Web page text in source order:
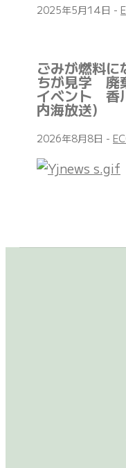
2025年5月14日 -
ごみが燃料に
ちが見学 廃
イベント 香
内海放送)
2026年8月8日 -